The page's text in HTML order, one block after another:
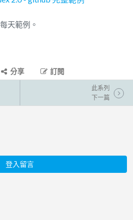
天範例。
分享 訂閱
此系列
下一篇
登入留言